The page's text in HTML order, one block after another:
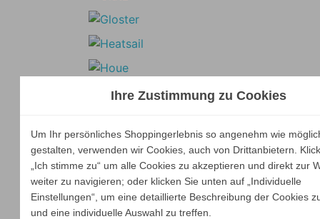
Ihre Zustimmung zu Cookies
Um Ihr persönliches Shoppingerlebnis so angenehm wie
gestalten, verwenden wir Cookies, auch von Drittanbietern.
„Ich stimme zu“ um alle Cookies zu akzeptieren und direkt zur
weiter zu navigieren; oder klicken Sie unten auf „Individuelle
Einstellungen“, um eine detaillierte Beschreibung der Cookies
und eine individuelle Auswahl zu treffen.